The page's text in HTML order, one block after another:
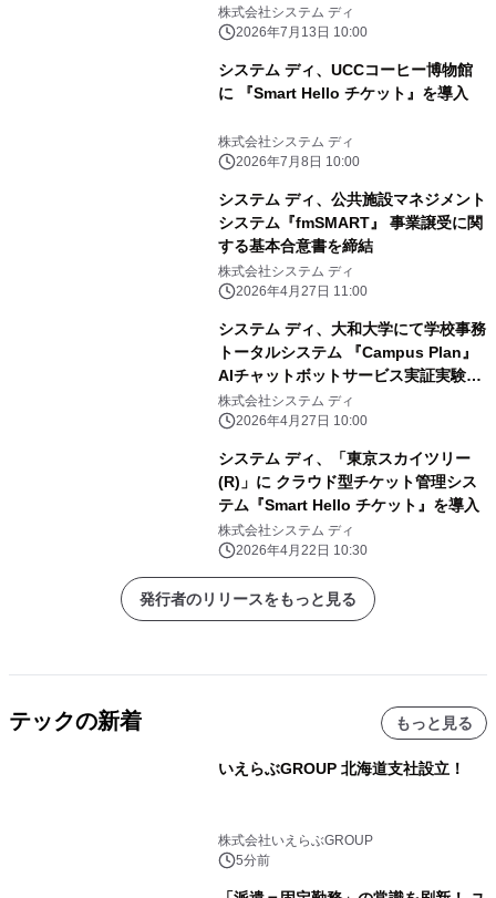
株式会社システム ディ
2026年7月13日 10:00
システム ディ、UCCコーヒー博物館
に 『Smart Hello チケット』を導入
株式会社システム ディ
2026年7月8日 10:00
システム ディ、公共施設マネジメント
システム『fmSMART』 事業譲受に関
する基本合意書を締結
株式会社システム ディ
2026年4月27日 11:00
システム ディ、大和大学にて学校事務
トータルシステム 『Campus Plan』
AIチャットボットサービス実証実験を
開始
株式会社システム ディ
2026年4月27日 10:00
システム ディ、「東京スカイツリー
(R)」に クラウド型チケット管理シス
テム『Smart Hello チケット』を導入
株式会社システム ディ
2026年4月22日 10:30
発行者のリリースをもっと見る
テックの新着 もっと見る
いえらぶGROUP 北海道支社設立！
株式会社いえらぶGROUP
5分前